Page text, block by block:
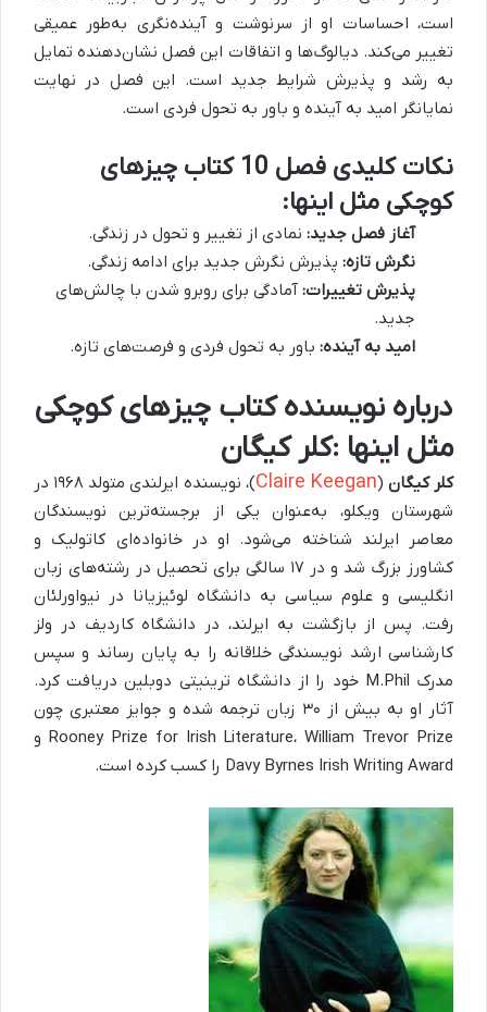
است، احساسات او از سرنوشت و آینده‌نگری به‌طور عمیقی
تغییر می‌کند. دیالوگ‌ها و اتفاقات این فصل نشان‌دهنده تمایل
به رشد و پذیرش شرایط جدید است. این فصل در نهایت
نمایانگر امید به آینده و باور به تحول فردی است.
نکات کلیدی فصل 10 کتاب چیزهای
کوچکی مثل اینها:
آغاز فصل جدید: نمادی از تغییر و تحول در زندگی.
نگرش تازه: پذیرش نگرش جدید برای ادامه زندگی.
پذیرش تغییرات: آمادگی برای روبرو شدن با چالش‌های
جدید.
امید به آینده: باور به تحول فردی و فرصت‌های تازه.
درباره نویسنده کتاب چیزهای کوچکی
مثل اینها :کلر کیگان
کلر کیگان (
Claire Keegan
)، نویسنده ایرلندی متولد ۱۹۶۸ در
شهرستان ویکلو، به‌عنوان یکی از برجسته‌ترین نویسندگان
معاصر ایرلند شناخته می‌شود. او در خانواده‌ای کاتولیک و
کشاورز بزرگ شد و در ۱۷ سالگی برای تحصیل در رشته‌های زبان
انگلیسی و علوم سیاسی به دانشگاه لوئیزیانا در نیواورلئان
رفت. پس از بازگشت به ایرلند، در دانشگاه کاردیف در ولز
کارشناسی ارشد نویسندگی خلاقانه را به پایان رساند و سپس
مدرک M.Phil خود را از دانشگاه ترینیتی دوبلین دریافت کرد.
آثار او به بیش از ۳۰ زبان ترجمه شده و جوایز معتبری چون
Rooney Prize for Irish Literature، William Trevor Prize و
Davy Byrnes Irish Writing Award را کسب کرده است.